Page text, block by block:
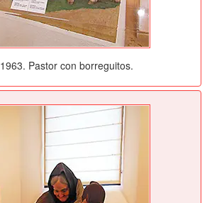
1963. Pastor con borreguitos.